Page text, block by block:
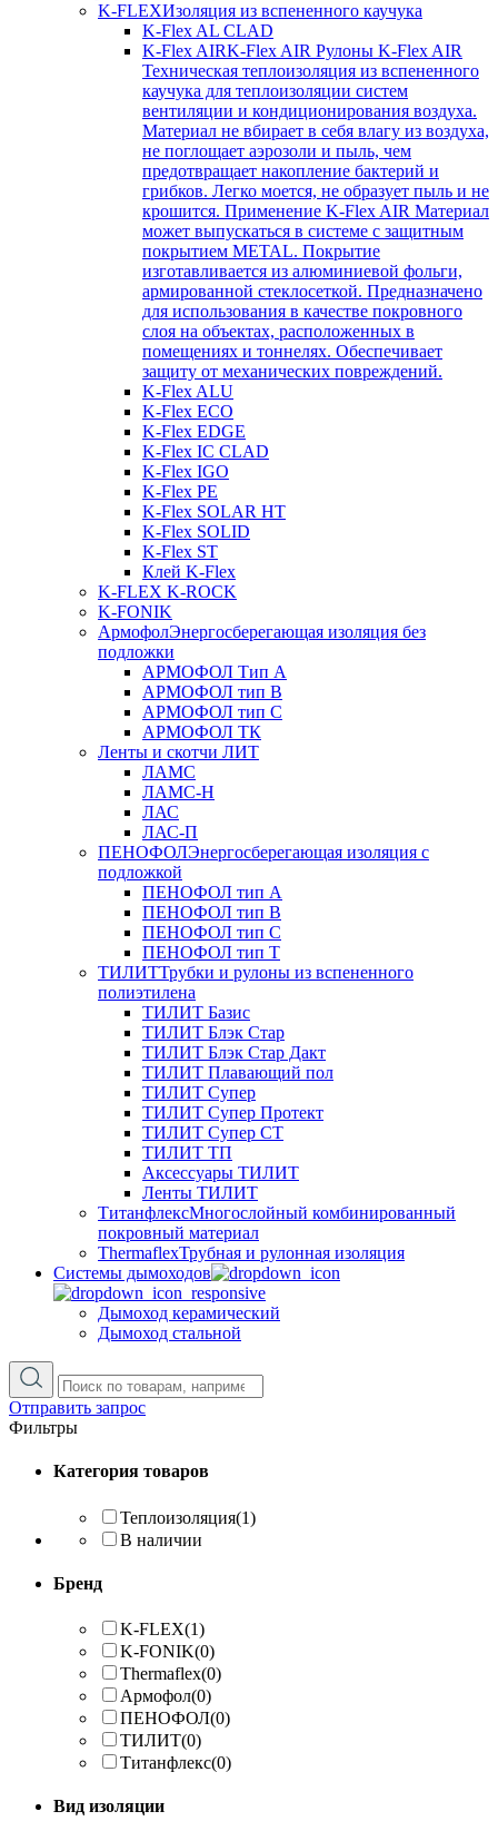
K-FLEXИзоляция из вспененного каучука
K-Flex AL CLAD
K-Flex AIRK-Flex AIR Рулоны K-Flex AIR
Техническая теплоизоляция из вспененного
каучука для теплоизоляции систем
вентиляции и кондиционирования воздуха.
Материал не вбирает в себя влагу из воздуха,
не поглощает аэрозоли и пыль, чем
предотвращает накопление бактерий и
грибков. Легко моется, не образует пыль и не
крошится. Применение K-Flex AIR Материал
может выпускаться в системе c защитным
покрытием METAL. Покрытие
изготавливается из алюминиевой фольги,
армированной стеклосеткой. Предназначено
для использования в качестве покровного
слоя на объектах, расположенных в
помещениях и тоннелях. Обеспечивает
защиту от механических повреждений.
K-Flex ALU
K-Flex ECO
K-Flex EDGE
K-Flex IC CLAD
K-Flex IGO
K-Flex PE
K-Flex SOLAR HT
K-Flex SOLID
K-Flex ST
Клей K-Flex
K-FLEX K-ROCK
K-FONIK
АрмофолЭнергосберегающая изоляция без
подложки
АРМОФОЛ Тип А
АРМОФОЛ тип В
АРМОФОЛ тип C
АРМОФОЛ ТК
Ленты и скотчи ЛИТ
ЛАМС
ЛАМС-Н
ЛАС
ЛАС-П
ПЕНОФОЛЭнергосберегающая изоляция с
подложкой
ПЕНОФОЛ тип А
ПЕНОФОЛ тип B
ПЕНОФОЛ тип C
ПЕНОФОЛ тип T
ТИЛИТТрубки и рулоны из вспененного
полиэтилена
ТИЛИТ Базис
ТИЛИТ Блэк Стар
ТИЛИТ Блэк Стар Дакт
ТИЛИТ Плавающий пол
ТИЛИТ Супер
ТИЛИТ Супер Протект
ТИЛИТ Супер СТ
ТИЛИТ ТП
Аксессуары ТИЛИТ
Ленты ТИЛИТ
ТитанфлексМногослойный комбинированный
покровный материал
ThermaflexТрубная и рулонная изоляция
Cистемы дымоходов
Дымоход керамический
Дымоход стальной
Отправить запрос
Фильтры
Категория товаров
Теплоизоляция(1)
В наличии
Бренд
K-FLEX(1)
K-FONIK(0)
Thermaflex(0)
Армофол(0)
ПЕНОФОЛ(0)
ТИЛИТ(0)
Титанфлекс(0)
Вид изоляции